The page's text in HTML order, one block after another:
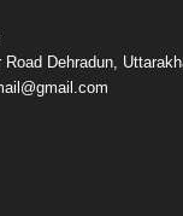
Dehradun,